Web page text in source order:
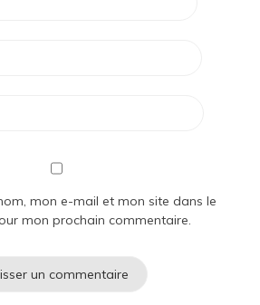
mon e-mail et mon site dans le
mon prochain commentaire.